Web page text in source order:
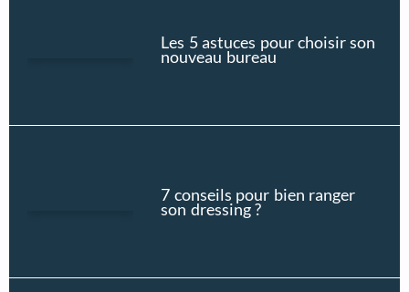
Les 5 astuces pour choisir son
nouveau bureau
7 conseils pour bien ranger
son dressing ?